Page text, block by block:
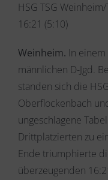
HSG TSG
16:21 (5:10)
Weinheim. In
männlichen D-Jgd.
standen sich die
Oberflockenbach
ungeschlagene
Drittplatzierten zu
Ende triumphierte
überzeugenden